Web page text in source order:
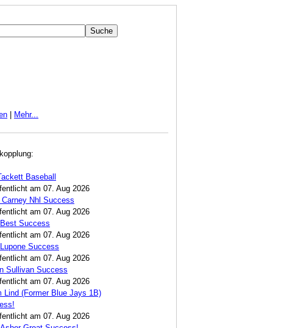
Mehr...
Baseball
am 07. Aug 2026
Carney Nhl Success
am 07. Aug 2026
Success
am 07. Aug 2026
Success
am 07. Aug 2026
Sullivan Success
am 07. Aug 2026
Lind (Former Blue Jays 1B)
am 07. Aug 2026